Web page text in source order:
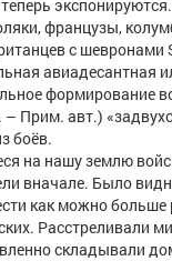
французы,
с шевронами
авиадесантная
формирование
– Прим. авт.)
боёв.
на нашу землю
вначале. Было
как можно больше
Расстреливали
складывали